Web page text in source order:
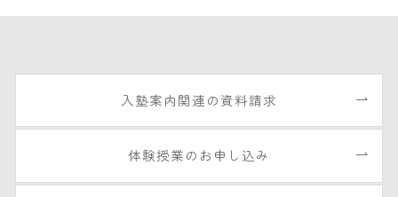
入塾案内関連の資料請求
体験授業のお申し込み